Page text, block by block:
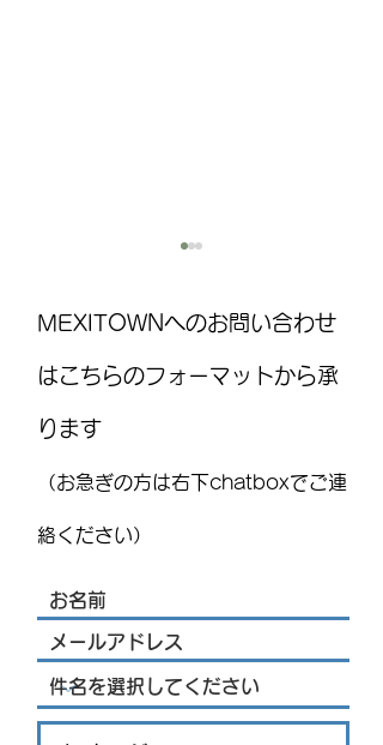
国際気球フェスティバル
(FIG)2026、今年もレオンで
開催！豪華ライブ出演者
を発表 海外アーティス
MEXITOWNへのお問い合わせ
はこちらのフォーマットから承
ります
（お急ぎの方は右下chatboxでご連
絡ください）